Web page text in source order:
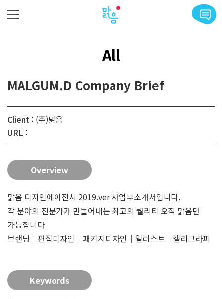
All
MALGUM.D Company Brief
Client : (주)맑음
URL :
Overview
맑음 디자인에이전시 2019.ver 사업부소개서입니다.
각 분야의 전문가가 만들어내는 최고의 퀄리티 오직 맑음만
가능합니다
브랜딩｜편집디자인｜패키지디자인｜일러스트｜캘리그라피
Keywords